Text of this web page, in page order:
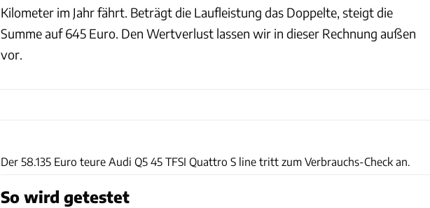
Kilometer im Jahr fährt. Beträgt die Laufleistung das Doppelte, steigt die
Summe auf 645 Euro. Den Wertverlust lassen wir in dieser Rechnung außen
vor.
Der 58.135 Euro teure Audi Q5 45 TFSI Quattro S line tritt zum Verbrauchs-Check an.
So wird getestet